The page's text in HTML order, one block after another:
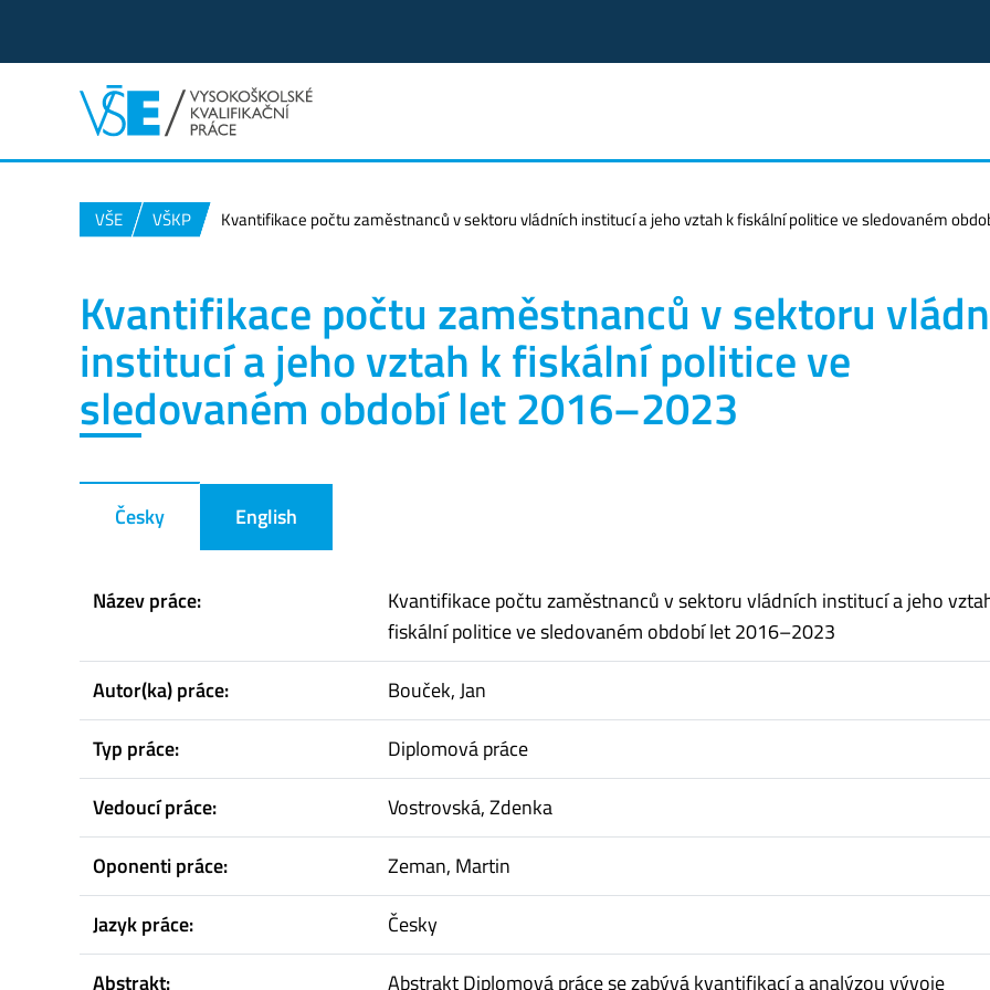
VŠE VŠKP Kvantifikace počtu zaměstnanců v sektoru vládních institucí a jeho vztah k fiskální politice ve sledovaném
Kvantifikace počtu zaměstnanců v sektoru
institucí a jeho vztah k fiskální politice ve
sledovaném období let 2016–2023
Česky English
Název práce:
Kvantifikace počtu zaměstnanců v sektoru vládních institucí a jeho
fiskální politice ve sledovaném období let 2016–2023
Autor(ka) práce:
Bouček, Jan
Typ práce:
Diplomová práce
Vedoucí práce:
Vostrovská, Zdenka
Oponenti práce:
Zeman, Martin
Jazyk práce:
Česky
Abstrakt:
Abstrakt Diplomová práce se zabývá kvantifikací a analýzou vývoje